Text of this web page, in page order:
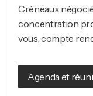
Créneaux
concentration
vous, compte
Agenda et